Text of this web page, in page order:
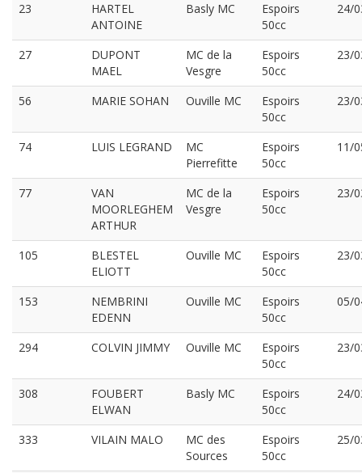
23
HARTEL
ANTOINE
Basly MC
Espoirs
50cc
24/
27
DUPONT
MAEL
MC de la
Vesgre
Espoirs
50cc
23/
56 MARIE SOHAN Ouville MC
Espoirs
50cc
23/
74 LUIS LEGRAND
MC
Pierrefitte
Espoirs
50cc
11/
77
VAN
MOORLEGHEM
ARTHUR
MC de la
Vesgre
Espoirs
50cc
23/
105
BLESTEL
ELIOTT
Ouville MC
Espoirs
50cc
23/
153
NEMBRINI
EDENN
Ouville MC
Espoirs
50cc
05/
294 COLVIN JIMMY Ouville MC
Espoirs
50cc
23/
308
FOUBERT
ELWAN
Basly MC
Espoirs
50cc
24/
333 VILAIN MALO
MC des
Sources
Espoirs
50cc
25/